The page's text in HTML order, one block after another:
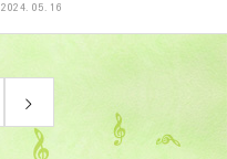
2024.05.16